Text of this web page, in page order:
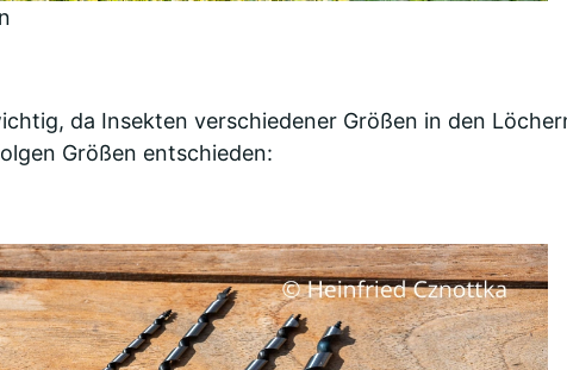
da Insekten verschiedener Größen in den
Größen entschieden: